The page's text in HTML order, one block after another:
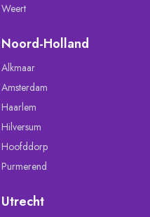
Weert
Noord-Holland
Alkmaar
Amsterdam
Haarlem
Hilversum
Hoofddorp
Purmerend
Utrecht